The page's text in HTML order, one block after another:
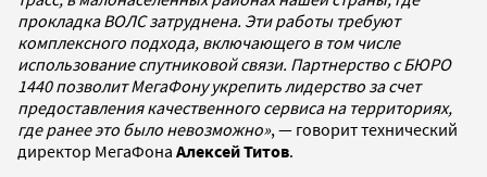
прокладка ВОЛС затруднена. Эти работы требуют
комплексного подхода, включающего в том числе
использование спутниковой связи. Партнерство с БЮРО
1440 позволит МегаФону укрепить лидерство за счет
предоставления качественного сервиса на территориях,
где ранее это было невозможно», — говорит технический
директор МегаФона Алексей Титов.